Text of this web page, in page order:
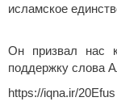
исламское
Он призвал нас
поддержку слова
https://iqna.ir/20Efus